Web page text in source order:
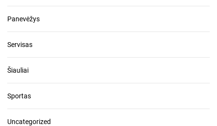
Panevėžys
Servisas
Šiauliai
Sportas
Uncategorized